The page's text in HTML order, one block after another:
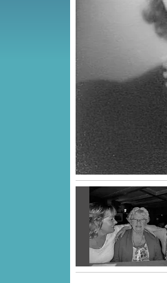
Vorige